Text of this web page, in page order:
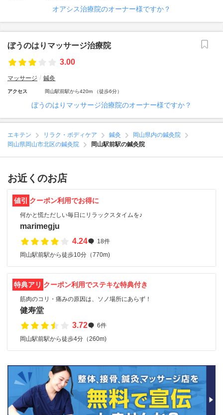
オアシス治療院のオーナー様ですか？
ぼうのはりマッサージ治療院
3.00
マッサージ 鍼灸
アクセス 岡山駅前駅から420m （徒歩6分）
ぼうのはりマッサージ治療院のオーナー様ですか？
エキテン リラク・ボディケア 鍼灸
岡山県内の鍼灸院
岡山県岡山市北区の鍼灸院
岡山駅前駅の鍼灸院
お近くのお店
値引 クーポン利用でお得に
何かと慌ただしい毎日にリラックスタイムを♪
marimegju
4.24
18件
岡山駅前駅から徒歩10分（770m)
特典アリ クーポン利用でステキな特典付き
筋肉のコリ・痛みの原因は、ソノ場所にあらず！
健寿堂
3.72
6件
岡山駅前駅から徒歩4分（260m)